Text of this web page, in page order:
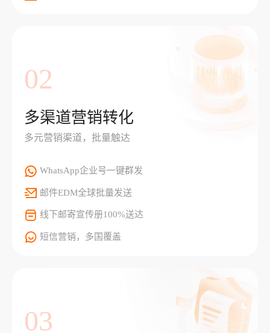
02
多渠道营销转化
多元营销渠道，批量触达
WhatsApp企业号一键群发
邮件EDM全球批量发送
线下邮寄宣传册100%送达
短信营销，多国覆盖
03